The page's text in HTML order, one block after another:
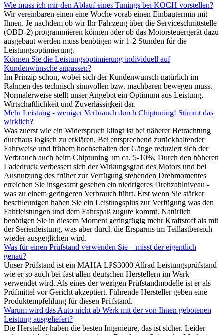
Wie muss ich mir den Ablauf eines Tunings bei KOCH vorstellen?
Wir vereinbaren einen eine Woche vorab einen Einbautermin mit
Ihnen. Je nachdem ob wir Ihr Fahrzeug über die Serviceschnittstelle
(OBD-2) programmieren können oder ob das Motorsteuergerät dazu
ausgebaut werden muss benötigen wir 1-2 Stunden für die
Leistungsoptimierung.
Können Sie die Leistungsoptimierung individuell auf
Kundenwünsche anpassen?
Im Prinzip schon, wobei sich der Kundenwunsch natürlich im
Rahmen des technisch sinnvollen bzw. machbaren bewegen muss.
Normalerweise stellt unser Angebot ein Optimum aus Leistung,
Wirtschaftlichkeit und Zuverlässigkeit dar.
Mehr Leistung - weniger Verbrauch durch Chiptuning! Stimmt das
wirklich?
Was zuerst wie ein Widerspruch klingt ist bei näherer Betrachtung
durchaus logisch zu erklären. Bei entsprechend zurückhaltender
Fahrweise und frühem hochschalten der Gänge reduziert sich der
Verbrauch auch beim Chiptuning um ca. 5-10%. Durch den höheren
Ladedruck verbessert sich der Wirkungsgrad des Motors und bei
Ausnutzung des früher zur Verfügung stehenden Drehmomentes
erreichen Sie insgesamt gesehen ein niedrigeres Drehzahlniveau -
was zu einem geringeren Verbrauch führt. Erst wenn Sie stärker
beschleunigen haben Sie ein Leistungsplus zur Verfügung was den
Fahrleistungen und dem Fahrspaß zugute kommt. Natürlich
benötigen Sie in diesem Moment geringfügig mehr Kraftstoff als mit
der Serienleistung, was aber durch die Ersparnis im Teillastbereich
wieder ausgeglichen wird.
Was für einen Prüfstand verwenden Sie – misst der eigentlich
genau?
Unser Prüfstand ist ein MAHA LPS3000 Allrad Leistungsprüfstand
wie er so auch bei fast allen deutschen Herstellern im Werk
verwendet wird. Als eines der wenigen Prüfstandmodelle ist er als
Prüfmittel vor Gericht akzeptiert. Führende Hersteller geben eine
Produktempfehlung für diesen Prüfstand.
Warum wird das Auto nicht ab Werk mit der von Ihnen gebotenen
Leistung ausgeliefert?
Die Hersteller haben die besten Ingenieure, das ist sicher. Leider